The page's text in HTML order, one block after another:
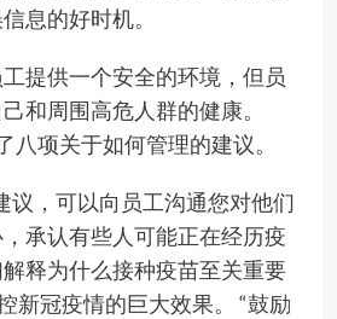
息的好时机。
提供一个安全的环境，但员
和周围高危人群的健康。
八项关于如何管理的建议。
议，可以向员工沟通您对他们
承认有些人可能正在经历疫
释为什么接种疫苗至关重要
新冠疫情的巨大效果。 “鼓励